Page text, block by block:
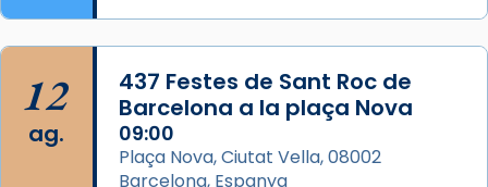
View on Facebook · Share
Arquebisbat de Barcelona
2 weeks ago
Memòria de les santes Juliana i
Semproniana, verges i màrtirs.
12
ag.
437 Festes de Sant Roc de
Barcelona a la plaça Nova
09:00
Plaça Nova, Ciutat Vella, 08002
Barcelona, Espanya